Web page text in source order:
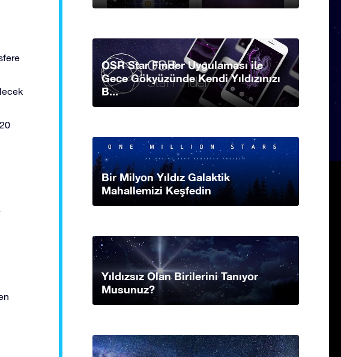
OSR Star Finder Uygulaması ile
Gece Gökyüzünde Kendi Yıldızınızı
B...
Bir Milyon Yıldız Galaktik
Mahallemizi Keşfedin
Yıldızsız Olan Birilerini Tanıyor
Musunuz?